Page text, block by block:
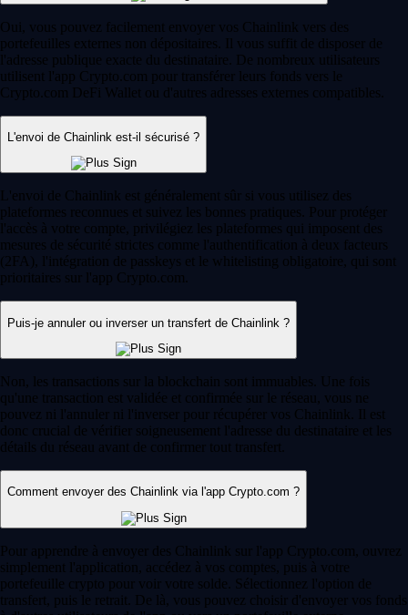
Oui, vous pouvez facilement envoyer vos Chainlink vers des
portefeuilles externes non dépositaires. Il vous suffit de disposer de
l'adresse publique exacte du destinataire. De nombreux utilisateurs
utilisent l'app Crypto.com pour transférer leurs fonds vers le
Crypto.com DeFi Wallet ou d'autres adresses externes compatibles.
L'envoi de Chainlink est-il sécurisé ?
L'envoi de Chainlink est généralement sûr si vous utilisez des
plateformes reconnues et suivez les bonnes pratiques. Pour protéger
l'accès à votre compte, privilégiez les plateformes qui imposent des
mesures de sécurité strictes comme l'authentification à deux facteurs
(2FA), l'intégration de passkeys et le whitelisting obligatoire, qui sont
prioritaires sur l'app Crypto.com.
Puis-je annuler ou inverser un transfert de Chainlink ?
Non, les transactions sur la blockchain sont immuables. Une fois
qu'une transaction est validée et confirmée sur le réseau, vous ne
pouvez ni l'annuler ni l'inverser pour récupérer vos Chainlink. Il est
donc crucial de vérifier soigneusement l'adresse du destinataire et les
détails du réseau avant de confirmer tout transfert.
Comment envoyer des Chainlink via l'app Crypto.com ?
Pour apprendre à envoyer des Chainlink sur l'app Crypto.com, ouvrez
simplement l'application, accédez à vos comptes, puis à votre
portefeuille crypto pour voir votre solde. Sélectionnez l'option de
transfert, puis le retrait. De là, vous pouvez choisir d'envoyer vos fonds